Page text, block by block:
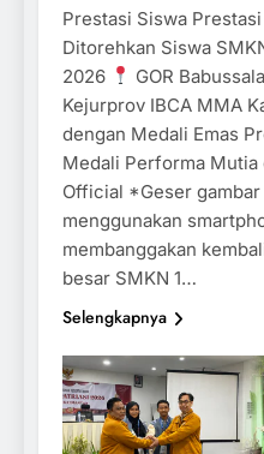
Prestasi Siswa
Ditorehkan Siswa
2026
GOR
Kejurprov IBCA MMA
dengan Medali Emas
Medali Performa Mutia
Official *Geser
menggunakan
membanggakan
besar SMKN 1…
Selengkapnya